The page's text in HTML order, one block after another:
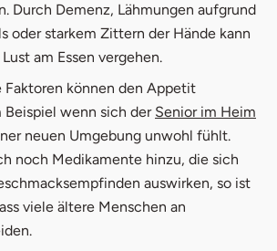
Durch Demenz, Lähmungen aufgrund
oder starkem Zittern der Hände kann
am Essen vergehen.
Faktoren können den Appetit
Beispiel wenn sich der Senior im Heim
neuen Umgebung unwohl fühlt.
noch Medikamente hinzu, die sich
auswirken, so ist
viele ältere Menschen an